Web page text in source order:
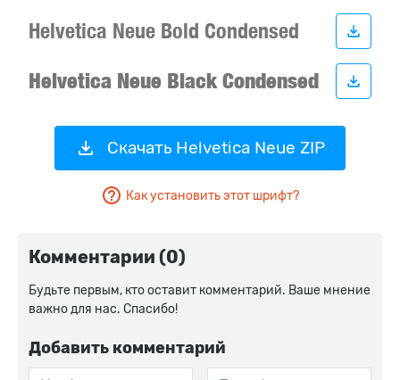
Скачать Helvetica Neue ZIP
Как установить этот шрифт?
Комментарии (0)
Будьте первым, кто оставит комментарий. Ваше мнение
важно для нас. Спасибо!
Добавить комментарий